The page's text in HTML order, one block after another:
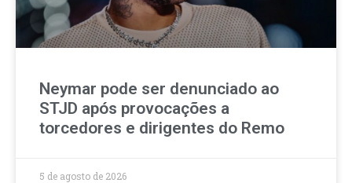
Neymar pode ser denunciado ao
STJD após provocações a
torcedores e dirigentes do Remo
5 de agosto de 2026